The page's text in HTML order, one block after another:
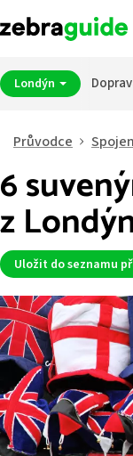
Londýn
Průvodce
6
z
Uložit do seznamu